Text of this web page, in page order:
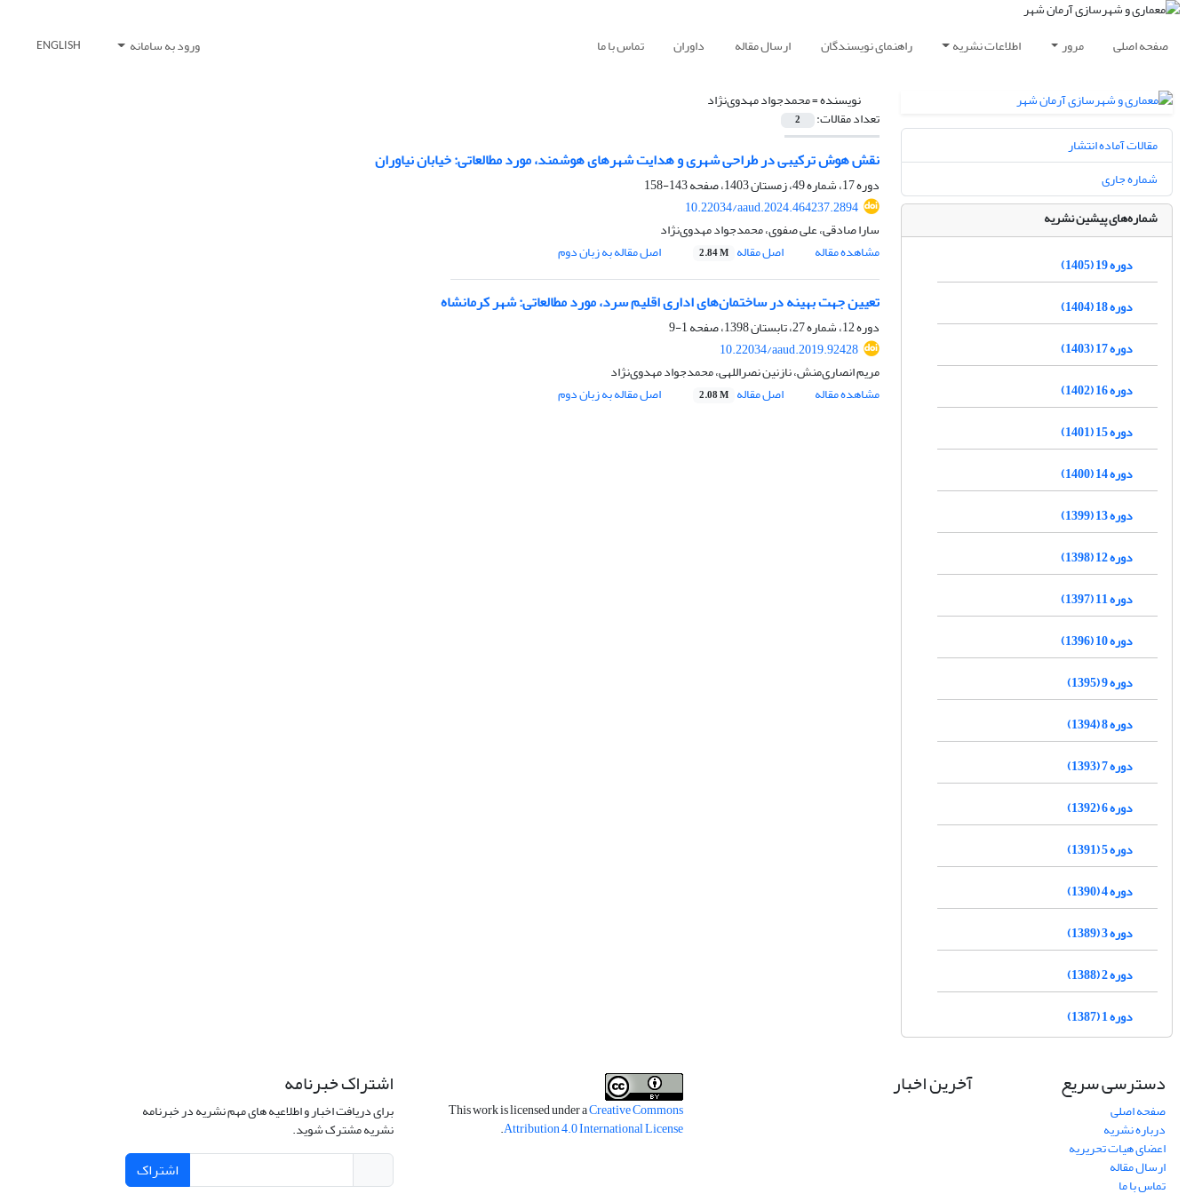
صفحه اصلی مرور اطلاعات نشریه راهنمای نویسندگان ارسال مقاله داوران تماس با ما ورود به سامانه ENGLISH
نویسنده =محمدجواد مهدوی‌نژاد
تعداد مقالات: 2
نقش هوش ترکیبی در طراحی شهری و هدایت شهرهای هوشمند، مورد مطالعاتی: خیابان نیاوران
دوره 17، شماره 49، زمستان 1403، صفحه
143-158
10.22034/aaud.2024.464237.2894
سارا صادقی، علی صفوی، محمدجواد مهدوی‌نژاد
مشاهده مقاله
اصل مقاله 2.84 M اصل مقاله به زبان دوم
تعیین جهت بهینه در ساختمان‌های اداری اقلیم سرد، مورد مطالعاتی: شهر کرمانشاه
دوره 12، شماره 27، تابستان 1398، صفحه
1-9
10.22034/aaud.2019.92428
مریم انصاری‌منش، نازنین نصراللهی، محمدجواد مهدوی‌نژاد
مشاهده مقاله
اصل مقاله 2.08 M اصل مقاله به زبان دوم
مقالات آماده انتشار
شماره جاری
شماره‌های پیشین نشریه
دوره 19 (1405)
دوره 18 (1404)
دوره 17 (1403)
دوره 16 (1402)
دوره 15 (1401)
دوره 14 (1400)
دوره 13 (1399)
دوره 12 (1398)
دوره 11 (1397)
دوره 10 (1396)
دوره 9 (1395)
دوره 8 (1394)
دوره 7 (1393)
دوره 6 (1392)
دوره 5 (1391)
دوره 4 (1390)
دوره 3 (1389)
دوره 2 (1388)
دوره 1 (1387)
دسترسی سریع
صفحه اصلی
درباره نشریه
اعضای هیات تحریریه
ارسال مقاله
تماس با ما
آخرین اخبار
This work is licensed under aCreative Commons
Attribution 4.0 International License
.
اشتراک خبرنامه
برای دریافت اخبار و اطلاعیه های مهم نشریه در خبرنامه
نشریه مشترک شوید.
اشتراک